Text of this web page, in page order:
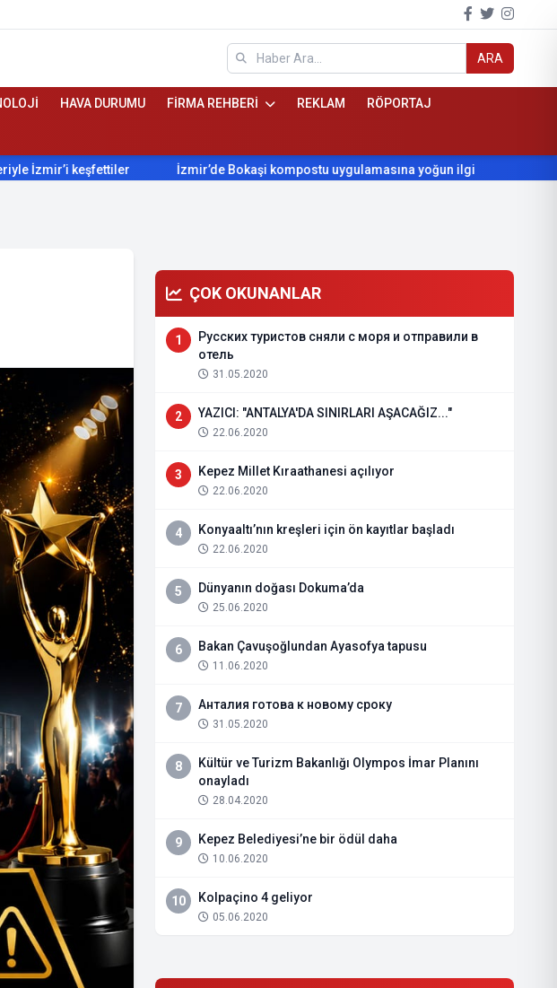
ARA
HAVA DURUMU FİRMA REHBERİ REKLAM RÖPORTAJ
keşfettiler İzmir’de Bokaşi kompostu uygulamasına yoğun ilgi Beydağ’ın
ÇOK OKUNANLAR
1
Русских туристов сняли с моря и отправили в
отель
31.05.2020
2 YAZICI: "ANTALYA'DA SINIRLARI AŞACAĞIZ..."
22.06.2020
3 Kepez Millet Kıraathanesi açılıyor
22.06.2020
4 Konyaaltı’nın kreşleri için ön kayıtlar başladı
22.06.2020
5 Dünyanın doğası Dokuma’da
25.06.2020
6 Bakan Çavuşoğlundan Ayasofya tapusu
11.06.2020
7 Анталия готова к новому сроку
31.05.2020
8
Kültür ve Turizm Bakanlığı Olympos İmar Planını
onayladı
28.04.2020
9 Kepez Belediyesi’ne bir ödül daha
10.06.2020
10 Kolpaçino 4 geliyor
05.06.2020